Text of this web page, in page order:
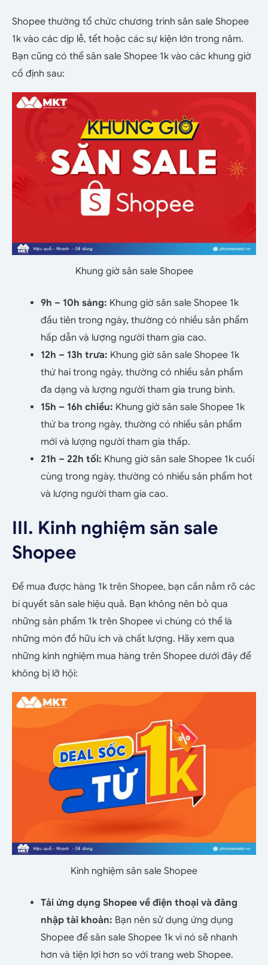
Shopee thường tổ chức chương trình săn sale Shopee
1k vào các dịp lễ, tết hoặc các sự kiện lớn trong năm.
Bạn cũng có thể săn sale Shopee 1k vào các khung giờ
cố định sau:
Khung giờ săn sale Shopee
9h – 10h sáng: Khung giờ săn sale Shopee 1k
đầu tiên trong ngày, thường có nhiều sản phẩm
hấp dẫn và lượng người tham gia cao.
12h – 13h trưa: Khung giờ săn sale Shopee 1k
thứ hai trong ngày, thường có nhiều sản phẩm
đa dạng và lượng người tham gia trung bình.
15h – 16h chiều: Khung giờ săn sale Shopee 1k
thứ ba trong ngày, thường có nhiều sản phẩm
mới và lượng người tham gia thấp.
21h – 22h tối: Khung giờ săn sale Shopee 1k cuối
cùng trong ngày, thường có nhiều sản phẩm hot
và lượng người tham gia cao.
III. Kinh nghiệm săn sale
Shopee
Để mua được hàng 1k trên Shopee, bạn cần nắm rõ các
bí quyết săn sale hiệu quả. Bạn không nên bỏ qua
những sản phẩm 1k trên Shopee vì chúng có thể là
những món đồ hữu ích và chất lượng. Hãy xem qua
những kinh nghiệm mua hàng trên Shopee dưới đây để
không bị lỡ hội:
Kinh nghiệm săn sale Shopee
Tải ứng dụng Shopee về điện thoại và đăng
nhập tài khoản: Bạn nên sử dụng ứng dụng
Shopee để săn sale Shopee 1k vì nó sẽ nhanh
hơn và tiện lợi hơn so với trang web Shopee.